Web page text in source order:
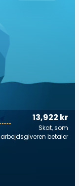
13,922 kr
Skat, som
arbejdsgiveren betaler